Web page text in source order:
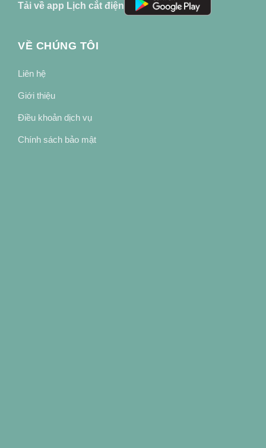
Tải về app Lịch cắt điện
VỀ CHÚNG TÔI
Liên hệ
Giới thiệu
Điều khoản dịch vụ
Chính sách bảo mật